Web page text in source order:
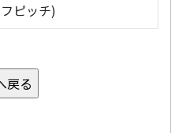
フピッチ)